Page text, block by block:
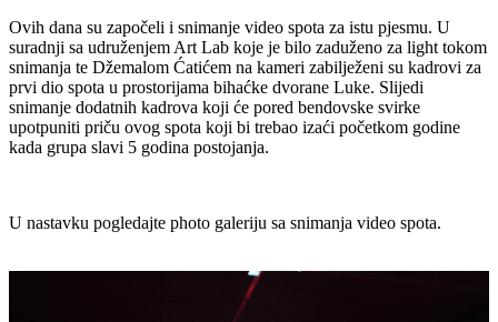
Ovih dana su započeli i snimanje video spota za istu pjesmu. U
suradnji sa udruženjem Art Lab koje je bilo zaduženo za light tokom
snimanja te Džemalom Ćatićem na kameri zabilježeni su kadrovi za
prvi dio spota u prostorijama bihaćke dvorane Luke. Slijedi
snimanje dodatnih kadrova koji će pored bendovske svirke
upotpuniti priču ovog spota koji bi trebao izaći početkom godine
kada grupa slavi 5 godina postojanja.
U nastavku pogledajte photo galeriju sa snimanja video spota.